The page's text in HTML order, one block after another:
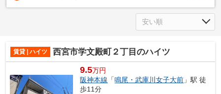
賃貸 | ハイツ 西宮市学文殿町２丁目のハイツ
9.5万円
阪神本線 「鳴尾・武庫川女子大前 」駅 徒
歩11分